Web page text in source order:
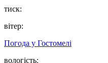
тиск:
вітер:
Погода у Гостомелі
вологість: